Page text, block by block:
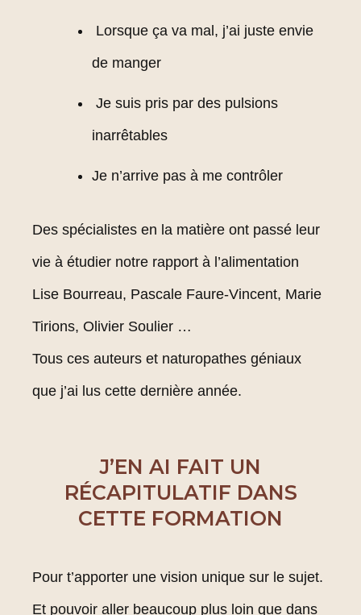
Lorsque ça va mal, j’ai juste envie
de manger
Je suis pris par des pulsions
inarrêtables
Je n’arrive pas à me contrôler
Des spécialistes en la matière ont passé leur
vie à étudier notre rapport à l’alimentation
Lise Bourreau, Pascale Faure-Vincent, Marie
Tirions, Olivier Soulier …
Tous ces auteurs et naturopathes géniaux
que j’ai lus cette dernière année.
J’EN AI FAIT UN
RÉCAPITULATIF DANS
CETTE FORMATION
Pour t’apporter une vision unique sur le sujet.
Et pouvoir aller beaucoup plus loin que dans